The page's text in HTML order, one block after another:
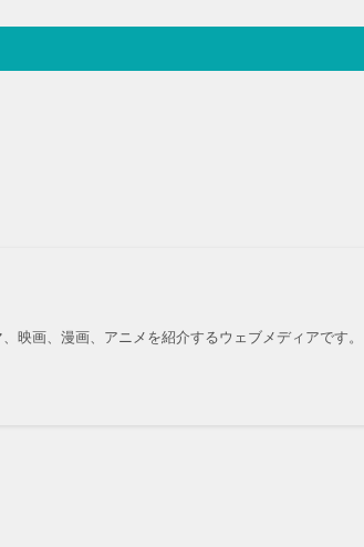
映画、漫画、アニメを紹介するウェブメディアです。